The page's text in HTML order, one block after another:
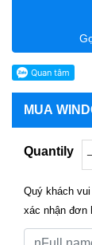
MUA
Quantily
Quý khách
xác nhận đơn